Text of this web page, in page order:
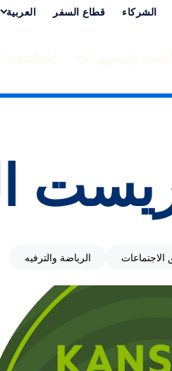
الشركاء قطاع السفر العربية‏
الاجتماعات الرياضة والترفيه